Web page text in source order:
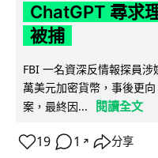
ChatGPT 尋求
被捕
FBI 一名資深反情報探員
萬美元加密貨幣，事後更
案，最終因...
閱讀全文
19 1 ↗ 分享